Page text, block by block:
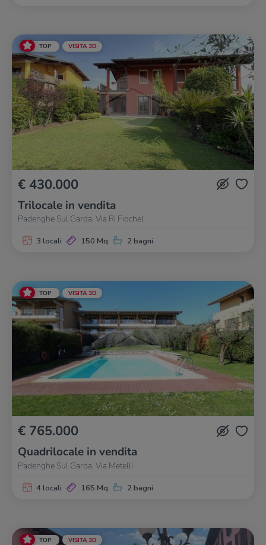
TOP VISITA 3D
€ 430.000
Trilocale in vendita
Padenghe Sul Garda, Via Ri Fiochel
3 locali 150 Mq 2 bagni
TOP VISITA 3D
€ 765.000
Quadrilocale in vendita
Padenghe Sul Garda, Via Metelli
4 locali 165 Mq 2 bagni
TOP VISITA 3D